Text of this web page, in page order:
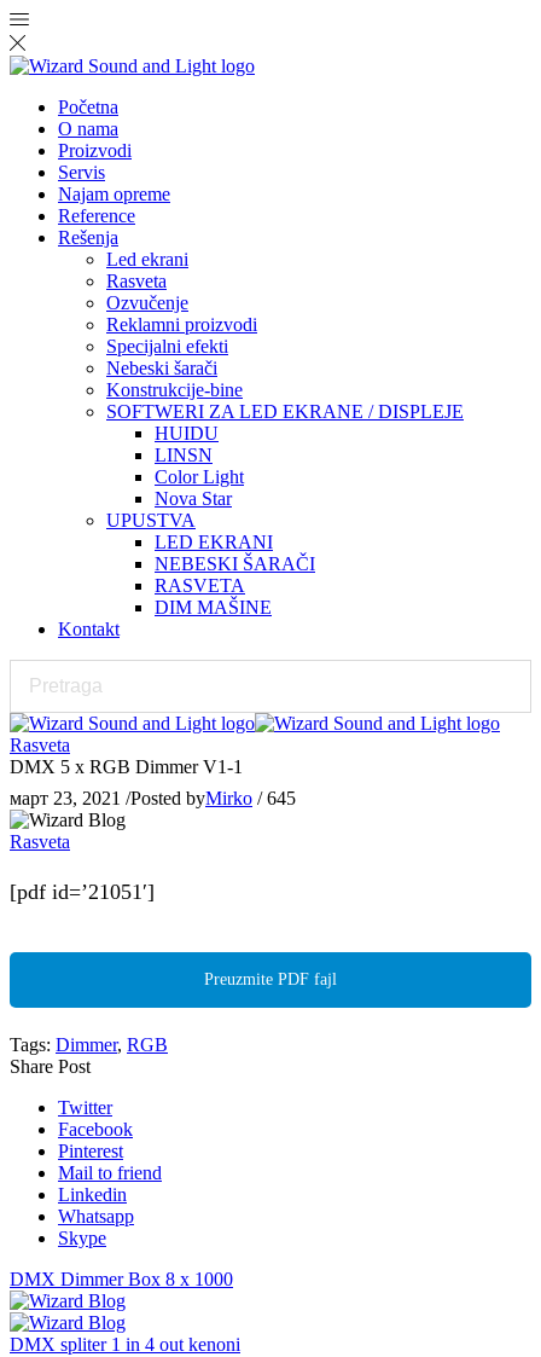
Početna
O nama
Proizvodi
Servis
Najam opreme
Reference
Rešenja
Led ekrani
Rasveta
Ozvučenje
Reklamni proizvodi
Specijalni efekti
Nebeski šarači
Konstrukcije-bine
SOFTWERI ZA LED EKRANE / DISPLEJE
HUIDU
LINSN
Color Light
Nova Star
UPUSTVA
LED EKRANI
NEBESKI ŠARAČI
RASVETA
DIM MAŠINE
Kontakt
Rasveta
DMX 5 x RGB Dimmer V1-1
март 23, 2021 /Posted byMirko / 645
Rasveta
[pdf id=’21051′]
Preuzmite PDF fajl
Tags: Dimmer, RGB
Share Post
Twitter
Facebook
Pinterest
Mail to friend
Linkedin
Whatsapp
Skype
DMX Dimmer Box 8 x 1000
DMX spliter 1 in 4 out kenoni